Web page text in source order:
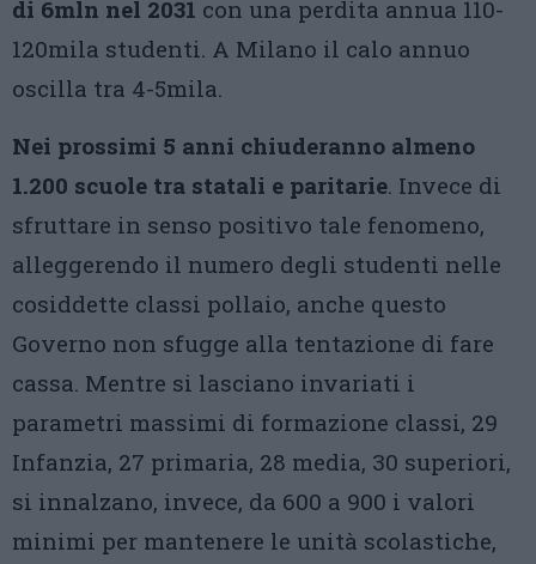
di 6mln nel 2031 con una perdita annua 110-
120mila studenti. A Milano il calo annuo
oscilla tra 4-5mila.
Nei prossimi 5 anni chiuderanno almeno
1.200 scuole tra statali e paritarie. Invece di
sfruttare in senso positivo tale fenomeno,
alleggerendo il numero degli studenti nelle
cosiddette classi pollaio, anche questo
Governo non sfugge alla tentazione di fare
cassa. Mentre si lasciano invariati i
parametri massimi di formazione classi, 29
Infanzia, 27 primaria, 28 media, 30 superiori,
si innalzano, invece, da 600 a 900 i valori
minimi per mantenere le unità scolastiche,